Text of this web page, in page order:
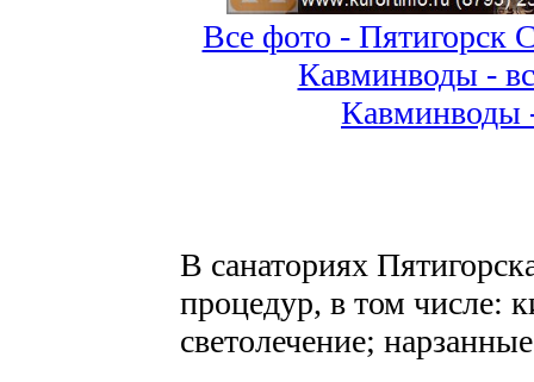
Все фото - Пятигорск
Кавминводы -
Кавминводы
В санаториях
процедур, в том числе:
светолечение;